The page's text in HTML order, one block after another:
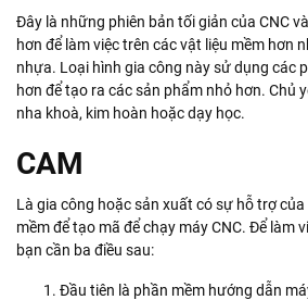
Đây là những phiên bản tối giản của CNC
hơn để làm việc trên các vật liệu mềm hơn
nhựa. Loại hình gia công này sử dụng các
hơn để tạo ra các sản phẩm nhỏ hơn. Chủ
nha khoà, kim hoàn hoặc dạy học.
CAM
Là gia công hoặc sản xuất có sự hỗ trợ
mềm để tạo mã để chạy máy CNC. Để làm
bạn cần ba điều sau:
Đầu tiên là phần mềm hướng dẫn